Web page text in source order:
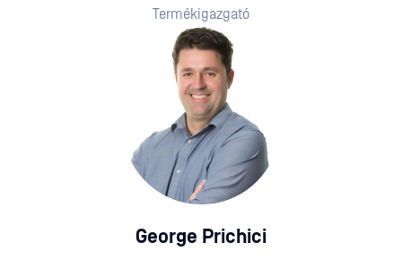
Termékigazgató
George Prichici